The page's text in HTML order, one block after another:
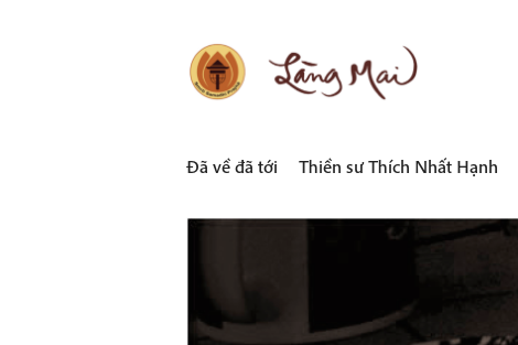
LÀNG MAI
Đã về đã tới Thiền sư Thích Nhất Hạnh